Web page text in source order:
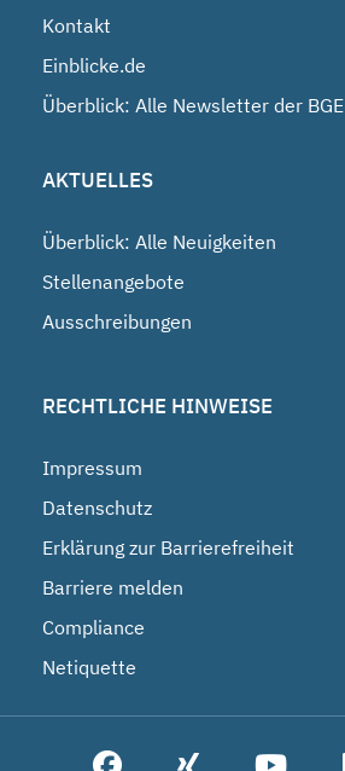
Kontakt
Einblicke.de
Überblick: Alle Newsletter der BGE
AKTUELLES
Überblick: Alle Neuigkeiten
Stellenangebote
Ausschreibungen
RECHTLICHE HINWEISE
Impressum
Datenschutz
Erklärung zur Barrierefreiheit
Barriere melden
Compliance
Netiquette